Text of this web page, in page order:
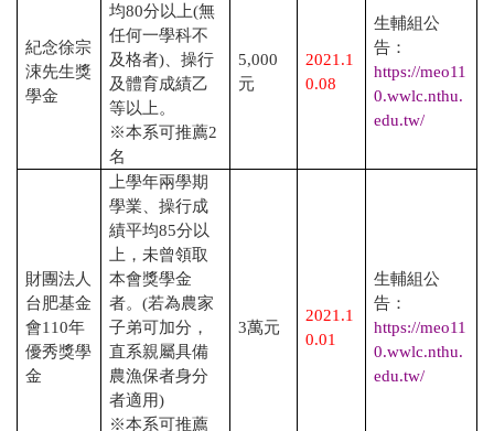
紀念徐宗
涑先生獎
學金
均80分以上(無
任何一學科不
及格者) 、操行
及體育成績乙
等以上。
※本系可推薦2
名
5,000
元
2021.1
0.08
生輔組公
告：
https://meo11
0.wwlc.nthu.
edu.tw/
財團法人
台肥基金
會110年
優秀獎學
金
上學年兩學期
學業、操行成
績平均85分以
上，未曾領取
本會獎學金
者。(若為農家
子弟可加分，
直系親屬具備
農漁保者身分
者適用)
※本系可推薦
3萬元
2021.1
0.01
生輔組公
告：
https://meo11
0.wwlc.nthu.
edu.tw/